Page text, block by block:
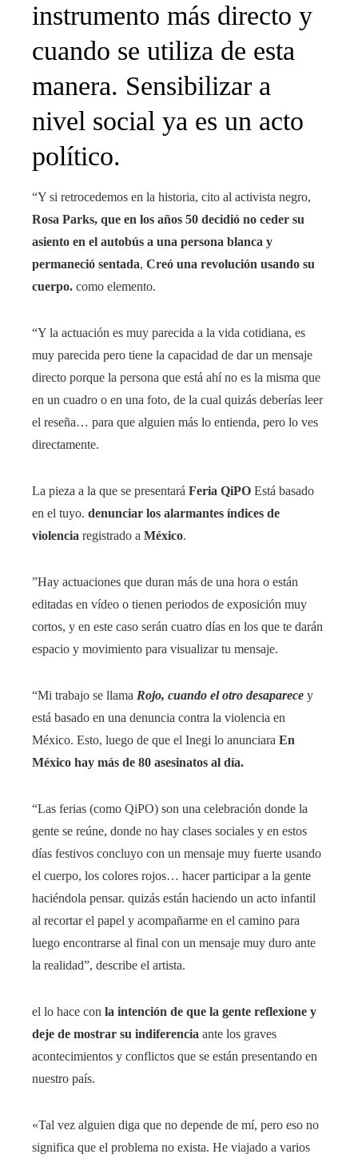
instrumento más directo y
cuando se utiliza de esta
manera. Sensibilizar a
nivel social ya es un acto
político.
“Y si retrocedemos en la historia, cito al activista negro,
Rosa Parks, que en los años 50 decidió no ceder su
asiento en el autobús a una persona blanca y
permaneció sentada, Creó una revolución usando su
cuerpo. como elemento.
“Y la actuación es muy parecida a la vida cotidiana, es
muy parecida pero tiene la capacidad de dar un mensaje
directo porque la persona que está ahí no es la misma que
en un cuadro o en una foto, de la cual quizás deberías leer
el reseña… para que alguien más lo entienda, pero lo ves
directamente.
La pieza a la que se presentará Feria QiPO Está basado
en el tuyo. denunciar los alarmantes índices de
violencia registrado a México.
”Hay actuaciones que duran más de una hora o están
editadas en vídeo o tienen periodos de exposición muy
cortos, y en este caso serán cuatro días en los que te darán
espacio y movimiento para visualizar tu mensaje.
“Mi trabajo se llama Rojo, cuando el otro desaparece y
está basado en una denuncia contra la violencia en
México. Esto, luego de que el Inegi lo anunciara En
México hay más de 80 asesinatos al día.
“Las ferias (como QiPO) son una celebración donde la
gente se reúne, donde no hay clases sociales y en estos
días festivos concluyo con un mensaje muy fuerte usando
el cuerpo, los colores rojos… hacer participar a la gente
haciéndola pensar. quizás están haciendo un acto infantil
al recortar el papel y acompañarme en el camino para
luego encontrarse al final con un mensaje muy duro ante
la realidad”, describe el artista.
el lo hace con la intención de que la gente reflexione y
deje de mostrar su indiferencia ante los graves
acontecimientos y conflictos que se están presentando en
nuestro país.
«Tal vez alguien diga que no depende de mí, pero eso no
significa que el problema no exista. He viajado a varios